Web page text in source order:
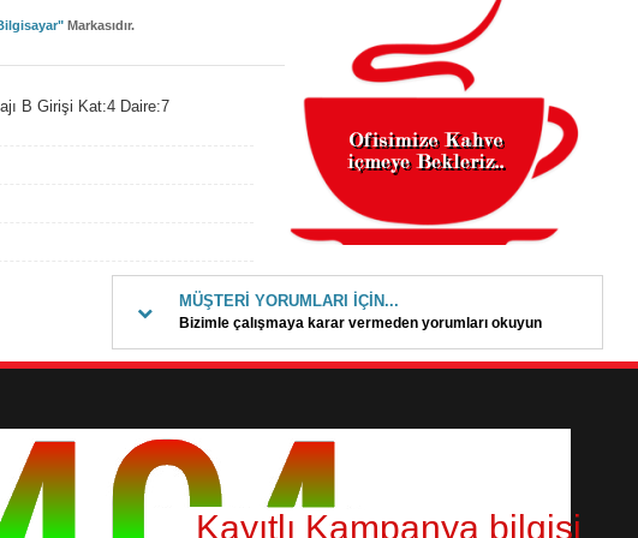
Markasıdır.
B Girişi Kat:4 Daire:7
MÜŞTERİ YORUMLARI İÇİN...
Bizimle çalışmaya karar vermeden yorumları okuyun
Kayıtlı Kampanya bilgisi